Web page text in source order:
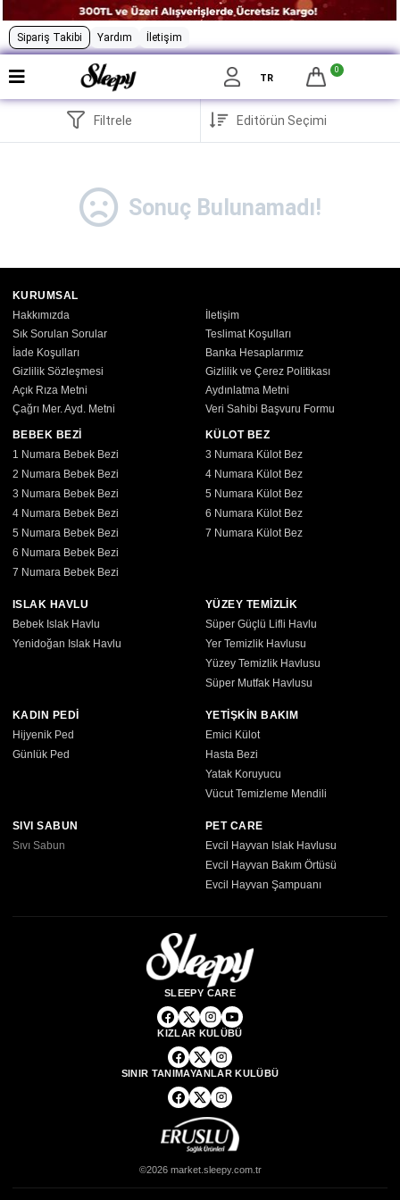
Sipariş Takibi Yardım İletişim
TR
0
Filtrele
Sonuç Bulunamadı!
KURUMSAL
Hakkımızda
İletişim
Sık Sorulan Sorular
Teslimat Koşulları
İade Koşulları
Banka Hesaplarımız
Gizlilik Sözleşmesi
Gizlilik ve Çerez Politikası
Açık Rıza Metni
Aydınlatma Metni
Çağrı Mer. Ayd. Metni
Veri Sahibi Başvuru Formu
BEBEK BEZİ
1 Numara Bebek Bezi
2 Numara Bebek Bezi
3 Numara Bebek Bezi
4 Numara Bebek Bezi
5 Numara Bebek Bezi
6 Numara Bebek Bezi
7 Numara Bebek Bezi
KÜLOT BEZ
3 Numara Külot Bez
4 Numara Külot Bez
5 Numara Külot Bez
6 Numara Külot Bez
7 Numara Külot Bez
ISLAK HAVLU
Bebek Islak Havlu
Yenidoğan Islak Havlu
YÜZEY TEMİZLİK
Süper Güçlü Lifli Havlu
Yer Temizlik Havlusu
Yüzey Temizlik Havlusu
Süper Mutfak Havlusu
KADIN PEDİ
Hijyenik Ped
Günlük Ped
YETİŞKİN BAKIM
Emici Külot
Hasta Bezi
Yatak Koruyucu
Vücut Temizleme Mendili
SIVI SABUN
Sıvı Sabun
PET CARE
Evcil Hayvan Islak Havlusu
Evcil Hayvan Bakım Örtüsü
Evcil Hayvan Şampuanı
SLEEPY CARE
KIZLAR KULÜBÜ
SINIR TANIMAYANLAR KULÜBÜ
©2026 market.sleepy.com.tr